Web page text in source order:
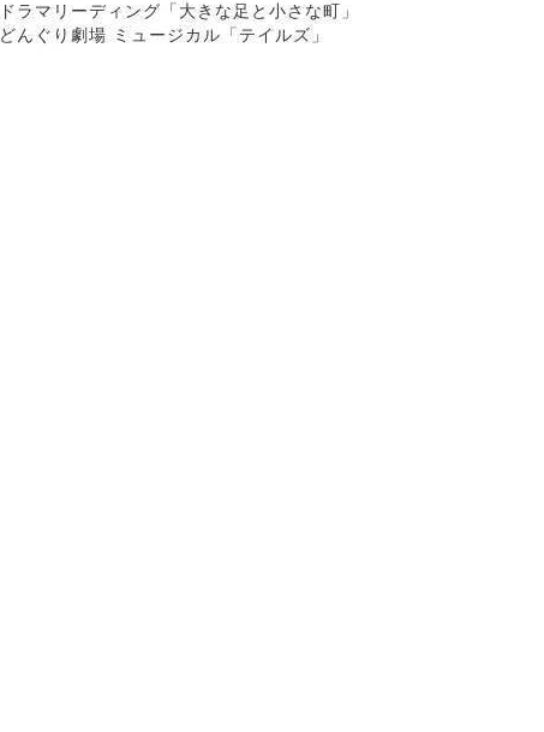
ドラマリーディング「大きな足と小さな町」
どんぐり劇場 ミュージカル「テイルズ」